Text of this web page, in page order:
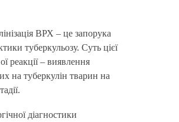
туберкульозу. Суть цієї
реакції – виявлення
на туберкулін тварин на
діагностики